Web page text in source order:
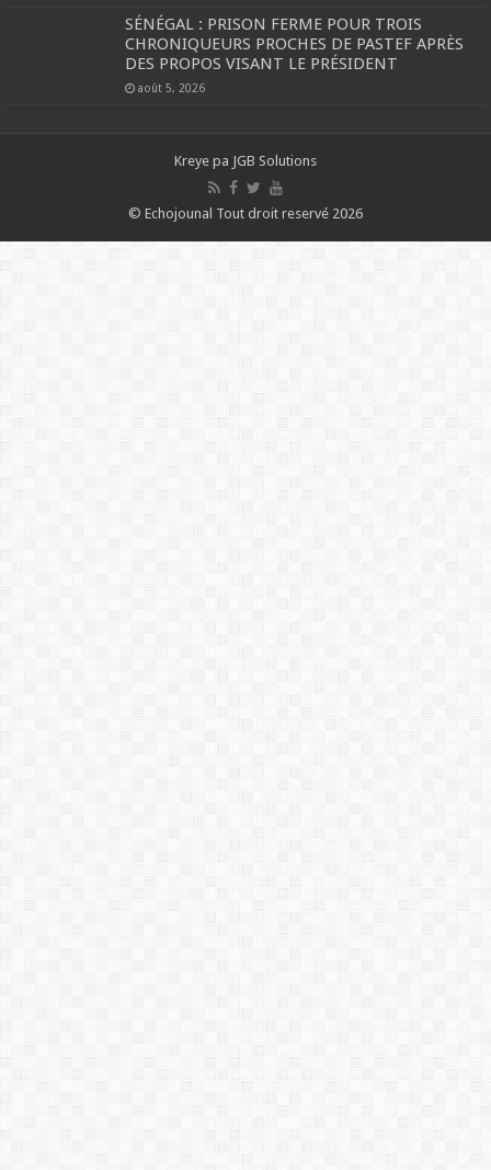
SÉNÉGAL : PRISON FERME POUR TROIS
CHRONIQUEURS PROCHES DE PASTEF APRÈS
DES PROPOS VISANT LE PRÉSIDENT
août 5, 2026
Kreye pa JGB Solutions
© Echojounal Tout droit reservé 2026